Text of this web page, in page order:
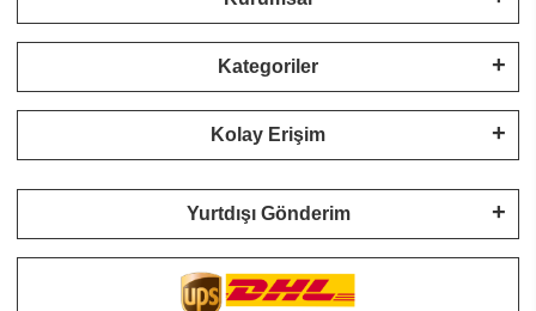
Kategoriler
Kolay Erişim
Yurtdışı Gönderim